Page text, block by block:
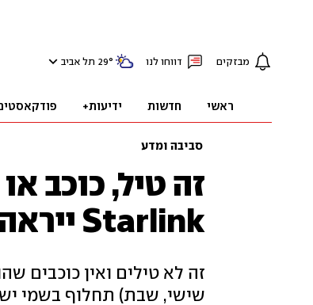
מבזקים דווחו לנו 29° תל אביב
ראשי חדשות ידיעות+
סביבה ומדע
זה טיל, כוכב
Starlink ייראה בשמיים עם חשיכה
זה לא טילים ואין כוכבים
שישי, שבת) תחלוף בשמי